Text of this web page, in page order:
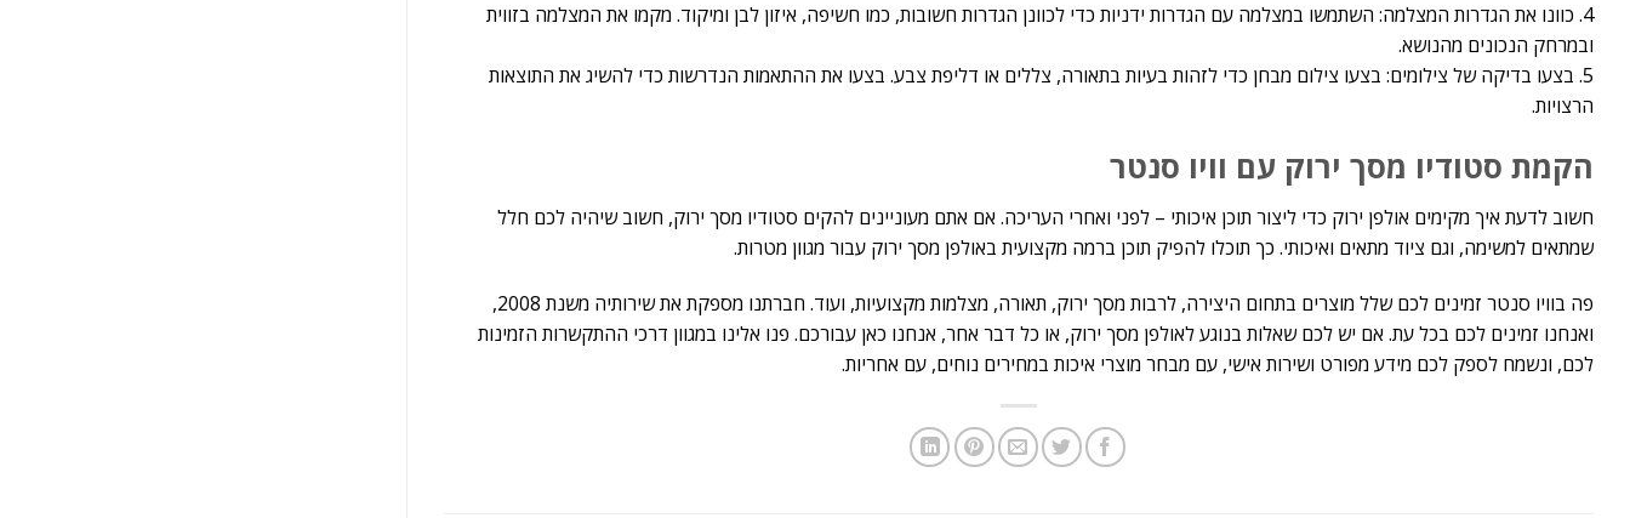
4. כוונו את הגדרות המצלמה: השתמשו במצלמה עם הגדרות ידניות כדי לכוונן הגדרות חשובות, כמו חשיפה, איזון לבן ומיקוד. מקמו את המצלמה בזווית
ובמרחק הנכונים מהנושא.
5. בצעו בדיקה של צילומים: בצעו צילום מבחן כדי לזהות בעיות בתאורה, צללים או דליפת צבע. בצעו את ההתאמות הנדרשות כדי להשיג את התוצאות
הרצויות.
הקמת סטודיו מסך ירוק עם וויו סנטר
חשוב לדעת איך מקימים אולפן ירוק כדי ליצור תוכן איכותי – לפני ואחרי העריכה. אם אתם מעוניינים להקים סטודיו מסך ירוק, חשוב שיהיה לכם חלל
שמתאים למשימה, וגם ציוד מתאים ואיכותי. כך תוכלו להפיק תוכן ברמה מקצועית באולפן מסך ירוק עבור מגוון מטרות.
פה בוויו סנטר זמינים לכם שלל מוצרים בתחום היצירה, לרבות מסך ירוק, תאורה, מצלמות מקצועיות, ועוד. חברתנו מספקת את שירותיה משנת 2008,
ואנחנו זמינים לכם בכל עת. אם יש לכם שאלות בנוגע לאולפן מסך ירוק, או כל דבר אחר, אנחנו כאן עבורכם. פנו אלינו במגוון דרכי ההתקשרות הזמינות
לכם, ונשמח לספק לכם מידע מפורט ושירות אישי, עם מבחר מוצרי איכות במחירים נוחים, עם אחריות.